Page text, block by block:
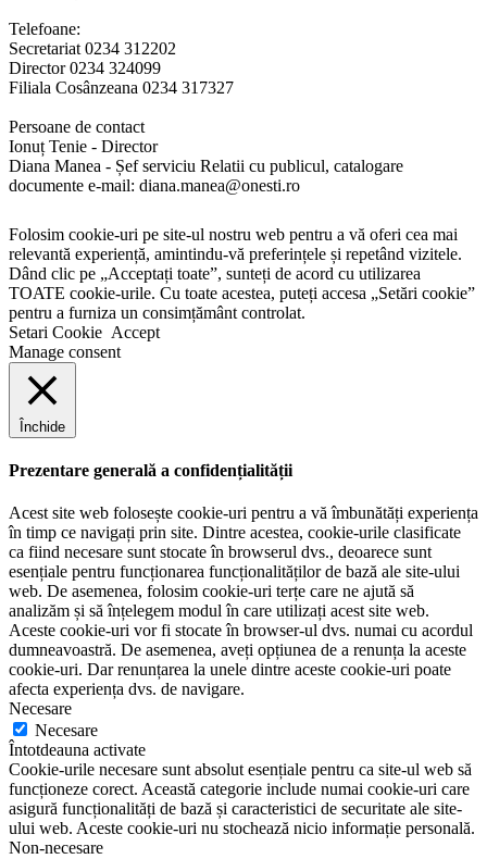
Telefoane:
Secretariat 0234 312202
Director 0234 324099
Filiala Cosânzeana 0234 317327
Persoane de contact
Ionuț Tenie - Director
Diana Manea - Șef serviciu Relatii cu publicul, catalogare
documente e-mail: diana.manea@onesti.ro
Folosim cookie-uri pe site-ul nostru web pentru a vă oferi cea mai
relevantă experiență, amintindu-vă preferințele și repetând vizitele.
Dând clic pe „Acceptați toate”, sunteți de acord cu utilizarea
TOATE cookie-urile. Cu toate acestea, puteți accesa „Setări cookie”
pentru a furniza un consimțământ controlat.
Setari Cookie Accept
Manage consent
Închide
Prezentare generală a confidențialității
Acest site web folosește cookie-uri pentru a vă îmbunătăți experiența
în timp ce navigați prin site. Dintre acestea, cookie-urile clasificate
ca fiind necesare sunt stocate în browserul dvs., deoarece sunt
esențiale pentru funcționarea funcționalităților de bază ale site-ului
web. De asemenea, folosim cookie-uri terțe care ne ajută să
analizăm și să înțelegem modul în care utilizați acest site web.
Aceste cookie-uri vor fi stocate în browser-ul dvs. numai cu acordul
dumneavoastră. De asemenea, aveți opțiunea de a renunța la aceste
cookie-uri. Dar renunțarea la unele dintre aceste cookie-uri poate
afecta experiența dvs. de navigare.
Necesare
Necesare
Întotdeauna activate
Cookie-urile necesare sunt absolut esențiale pentru ca site-ul web să
funcționeze corect. Această categorie include numai cookie-uri care
asigură funcționalități de bază și caracteristici de securitate ale site-
ului web. Aceste cookie-uri nu stochează nicio informație personală.
Non-necesare